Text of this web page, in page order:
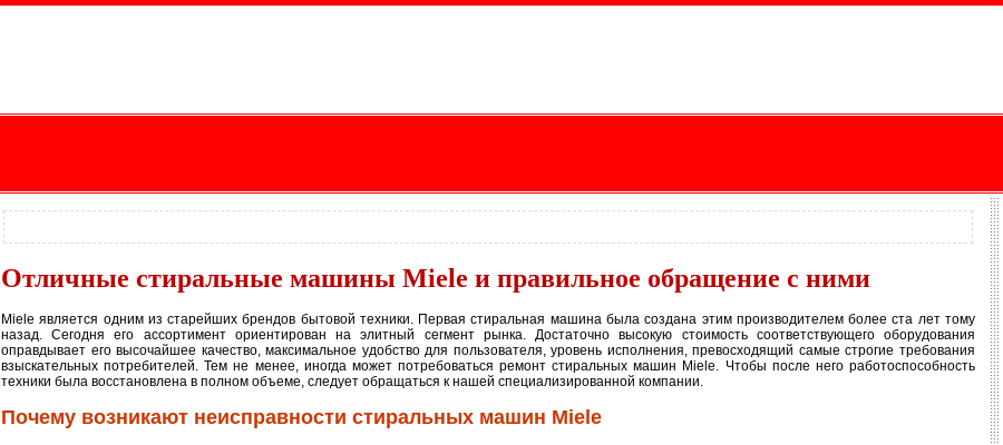
Отличные стиральные машины Miele и правильное обращение с ними
Miele является одним из старейших брендов бытовой техники. Первая стиральная машина была создана этим производителем более ста лет тому
назад. Сегодня его ассортимент ориентирован на элитный сегмент рынка. Достаточно высокую стоимость соответствующего оборудования
оправдывает его высочайшее качество, максимальное удобство для пользователя, уровень исполнения, превосходящий самые строгие требования
взыскательных потребителей. Тем не менее, иногда может потребоваться ремонт стиральных машин Miele. Чтобы после него работоспособность
техники была восстановлена в полном объеме, следует обращаться к нашей специализированной компании.
Почему возникают неисправности стиральных машин Miele